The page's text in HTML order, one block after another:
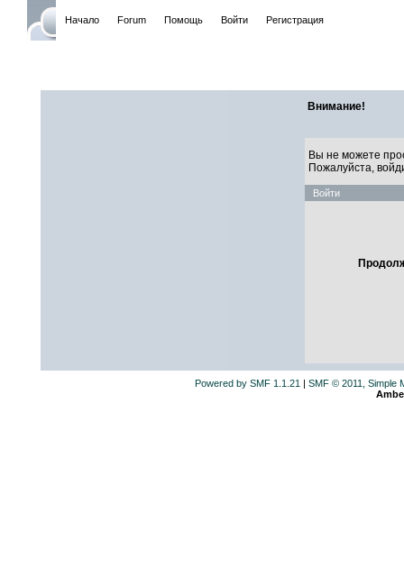
Начало Forum Помощь Войти Регистрация
Внимание!
Вы не можете
Пожалуйста,
Войти
Powered by SMF 1.1.21 | SMF © 2011, Simple